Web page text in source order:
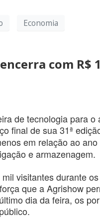
Economia
com R$
de tecnologia para
final de sua 31ª
em relação ao
e armazenagem.
visitantes durante
que a Agrishow
dia da feira, os